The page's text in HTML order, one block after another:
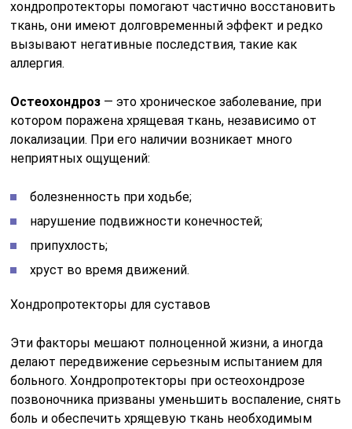
хондропротекторы помогают частично восстановить
ткань, они имеют долговременный эффект и редко
вызывают негативные последствия, такие как
аллергия.
Остеохондроз — это хроническое заболевание, при
котором поражена хрящевая ткань, независимо от
локализации. При его наличии возникает много
неприятных ощущений:
болезненность при ходьбе;
нарушение подвижности конечностей;
припухлость;
хруст во время движений.
Хондропротекторы для суставов
Эти факторы мешают полноценной жизни, а иногда
делают передвижение серьезным испытанием для
больного. Хондропротекторы при остеохондрозе
позвоночника призваны уменьшить воспаление, снять
боль и обеспечить хрящевую ткань необходимым